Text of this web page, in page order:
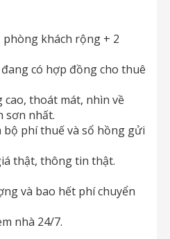
phòng khách rộng + 2
có hợp đồng cho thuê
cao, thoát mát, nhìn về
sơn nhất.
bộ phí thuế và sổ hồng gửi
thật, thông tin thật.
và bao hết phí chuyển
nhà 24/7.